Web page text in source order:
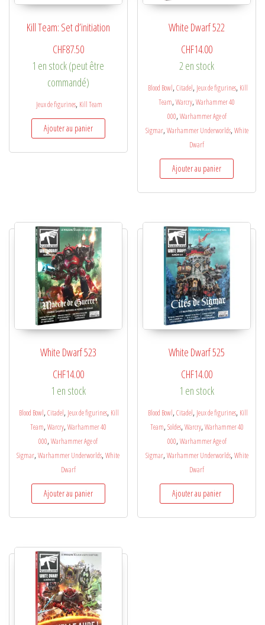
Kill Team: Set d’initiation
CHF87.50
1 en stock (peut être
commandé)
Jeux de figurines, Kill Team
Ajouter au panier
White Dwarf 522
CHF14.00
2 en stock
Blood Bowl,Citadel, Jeux de figurines, Kill
Team,Warcry,Warhammer 40
000,Warhammer Age of
Sigmar,Warhammer Underworlds,White
Dwarf
Ajouter au panier
White Dwarf 523
CHF14.00
1 en stock
Blood Bowl,Citadel, Jeux de figurines, Kill
Team,Warcry,Warhammer 40
000,Warhammer Age of
Sigmar,Warhammer Underworlds,White
Dwarf
Ajouter au panier
White Dwarf 525
CHF14.00
1 en stock
Blood Bowl,Citadel, Jeux de figurines, Kill
Team,Soldes,Warcry,Warhammer 40
000,Warhammer Age of
Sigmar,Warhammer Underworlds,White
Dwarf
Ajouter au panier